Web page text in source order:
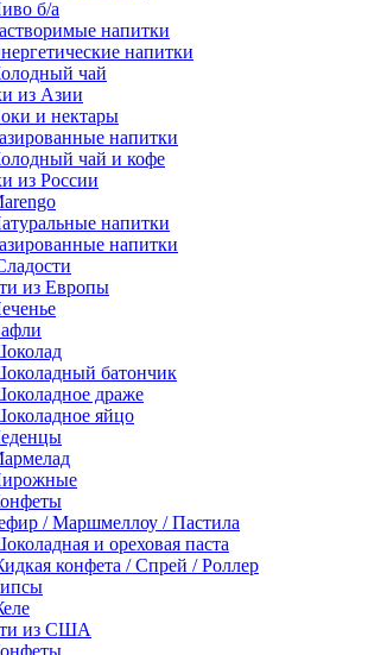
б/а
напитки
напитки
чай
из Азии
и нектары
напитки
чай и кофе
из России
напитки
напитки
из Европы
батончик
драже
яйцо
/ Маршмеллоу / Пастила
и ореховая паста
конфета / Спрей / Роллер
из США